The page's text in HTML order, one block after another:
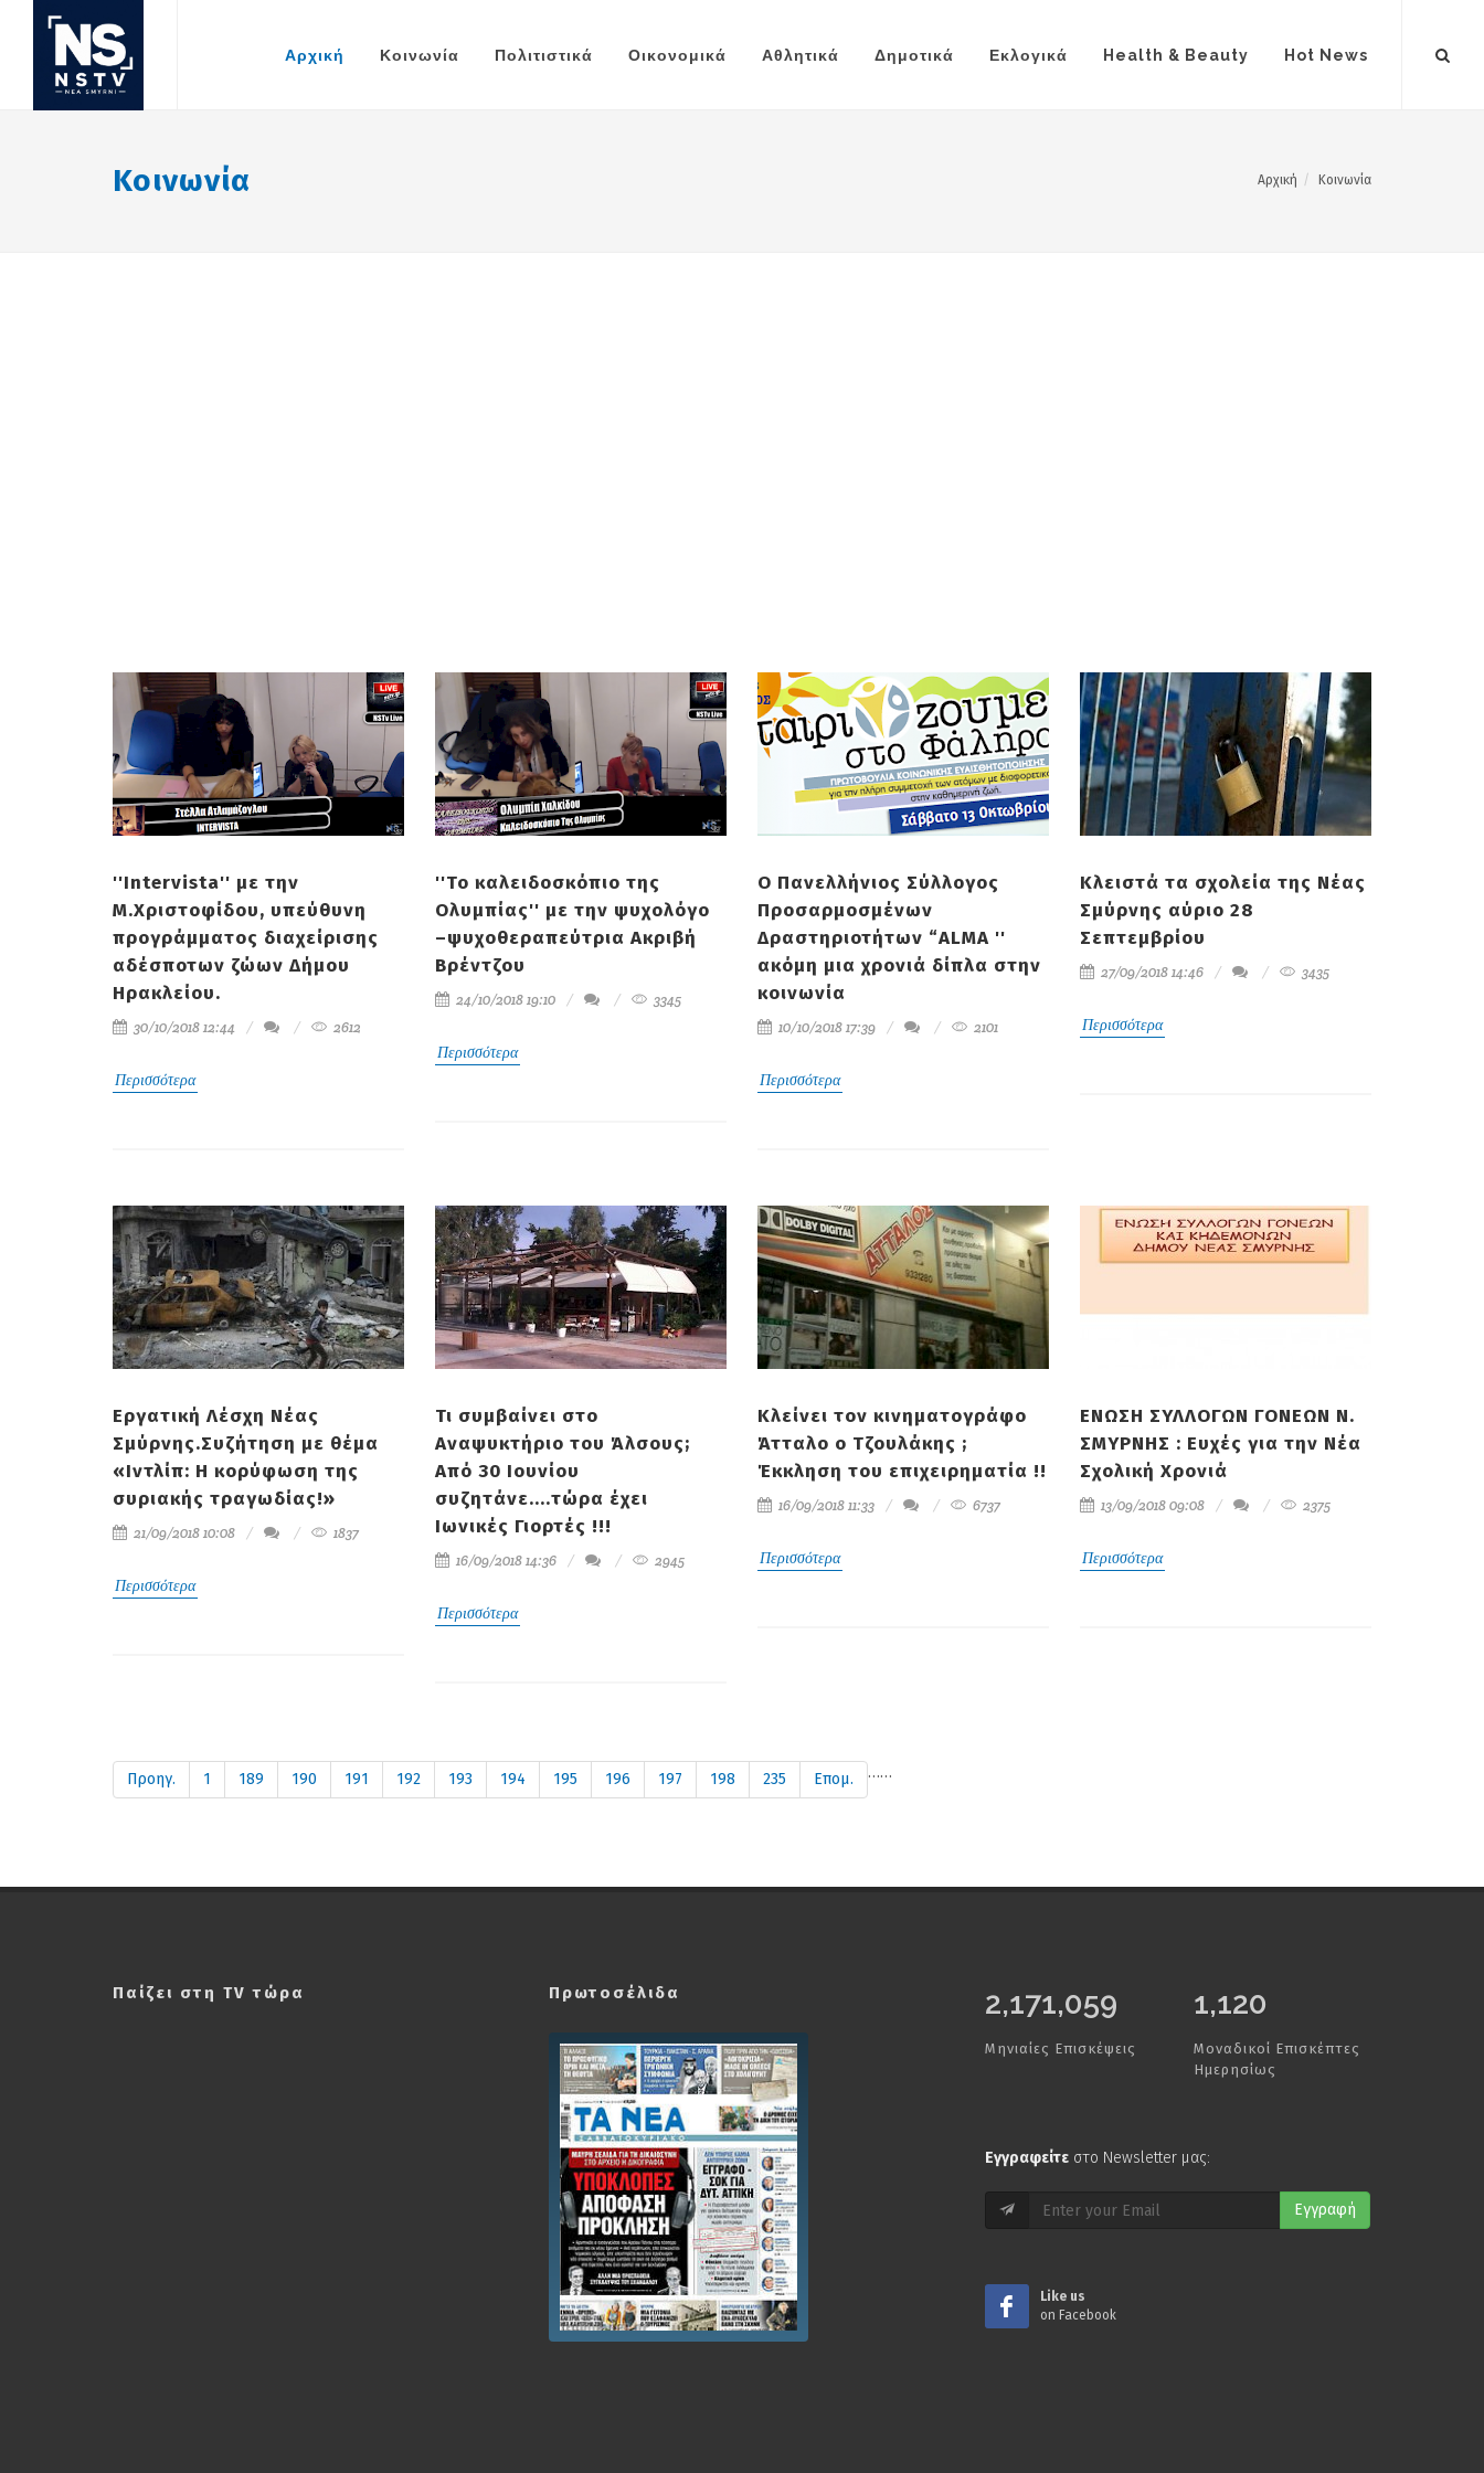
Αρχική Κοινωνία Πολιτιστικά Οικονομικά Αθλητικά Δημοτικά Εκλογικά Health & Beauty Hot News
Κοινωνία Αρχική Κοινωνία
''Intervista'' με την
Μ.Χριστοφίδου, υπεύθυνη
προγράμματος διαχείρισης
αδέσποτων ζώων Δήμου
Ηρακλείου.
30/10/2018 12:44 2612
Περισσότερα
''Το καλειδοσκόπιο της
Ολυμπίας'' με την ψυχολόγο
–ψυχοθεραπεύτρια Ακριβή
Βρέντζου
24/10/2018 19:10 3345
Περισσότερα
Ο Πανελλήνιος Σύλλογος
Προσαρμοσμένων
Δραστηριοτήτων “ALMA ''
ακόμη μια χρονιά δίπλα στην
κοινωνία
10/10/2018 17:39 2101
Περισσότερα
Κλειστά τα σχολεία της Νέας
Σμύρνης αύριο 28
Σεπτεμβρίου
27/09/2018 14:46 3435
Περισσότερα
Εργατική Λέσχη Νέας
Σμύρνης.Συζήτηση με θέμα
«Ιντλίπ: Η κορύφωση της
συριακής τραγωδίας!»
21/09/2018 10:08 1837
Περισσότερα
Τι συμβαίνει στο
Αναψυκτήριο του Άλσους;
Aπό 30 Ιουνίου
συζητάνε....τώρα έχει
Ιωνικές Γιορτές !!!
16/09/2018 14:36 2945
Περισσότερα
Κλείνει τον κινηματογράφο
Άτταλο ο Τζουλάκης ;
Έκκληση του επιχειρηματία !!
16/09/2018 11:33 6737
Περισσότερα
ΕΝΩΣΗ ΣΥΛΛΟΓΩΝ ΓΟΝΕΩΝ Ν.
ΣΜΥΡΝΗΣ : Eυχές για την Νέα
Σχολική Χρονιά
13/09/2018 09:08 2375
Περισσότερα
Προηγ. 1 …
189 190 191 192 193 194 195 196 197 198 …
235 Επομ.
Παίζει στη TV τώρα Πρωτοσέλιδα 2,500,000
Μηνιαίες Επισκέψεις
1,120
Μοναδικοί Επισκέπτες
Ημερησίως
Εγγραφείτεστο Newsletter μας:
Εγγραφή
Like us
on Facebook